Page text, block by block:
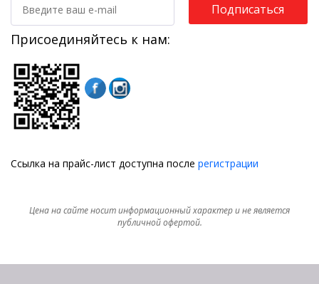
Подписаться
Присоединяйтесь к нам:
Ссылка на прайс-лист доступна после регистрации
Цена на сайте носит информационный характер и не является
публичной офертой.